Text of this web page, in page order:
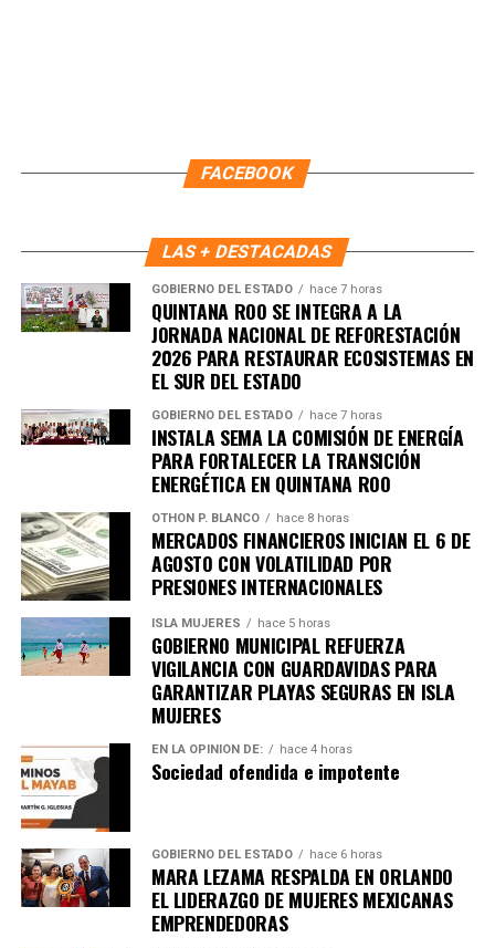
entre autoridades y ciudadanía, permitiendo respuestas
más rápidas y una coordinación efectiva que impulsa la
Benito Juárez avanza hacia un modelo de convivencia
basado en la participación activa, el respeto y la
responsabilidad compartida.
Fuente: 5to Poder Agencia de Noticias
Recibe las noticias al instante
Únete al canal oficial de WhatsApp de
Quinto Poder y recibe las noticias más
importantes de Quintana Roo directamente
en tu teléfono.
FACEBOOK
LAS + DESTACADAS
GOBIERNO DEL ESTADO hace 7 horas
QUINTANA ROO SE INTEGRA A LA
JORNADA NACIONAL DE REFORESTACIÓN
2026 PARA RESTAURAR ECOSISTEMAS EN
EL SUR DEL ESTADO
GOBIERNO DEL ESTADO hace 7 horas
INSTALA SEMA LA COMISIÓN DE ENERGÍA
PARA FORTALECER LA TRANSICIÓN
ENERGÉTICA EN QUINTANA ROO
OTHON P. BLANCO hace 8 horas
MERCADOS FINANCIEROS INICIAN EL 6 DE
AGOSTO CON VOLATILIDAD POR
PRESIONES INTERNACIONALES
ISLA MUJERES hace 5 horas
GOBIERNO MUNICIPAL REFUERZA
VIGILANCIA CON GUARDAVIDAS PARA
GARANTIZAR PLAYAS SEGURAS EN ISLA
MUJERES
EN LA OPINIÓN DE: hace 4 horas
Sociedad ofendida e impotente
GOBIERNO DEL ESTADO hace 6 horas
MARA LEZAMA RESPALDA EN ORLANDO
EL LIDERAZGO DE MUJERES MEXICANAS
EMPRENDEDORAS